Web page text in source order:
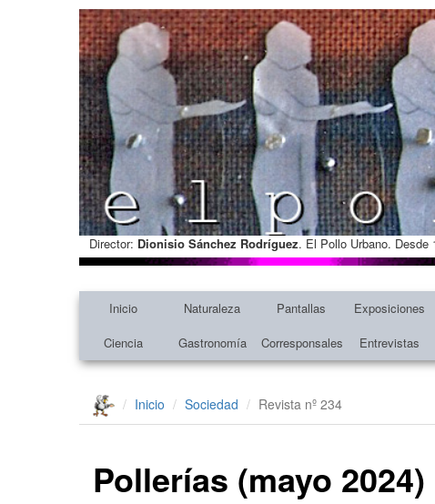
Director: Dionisio Sánchez Rodríguez. El Pollo Urbano.
Inicio Naturaleza Pantallas Exposiciones
Ciencia
Gastronomía Corresponsales Entrevistas
Inicio Sociedad Revista nº 234
Pollerías (mayo 2024)